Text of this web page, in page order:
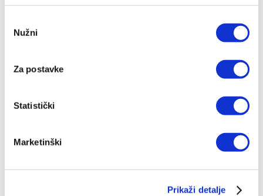
pristanka
Nužni
Za postavke
Statistički
Marketinški
Prikaži detalje
IZDANJA NAKLADE VERBUM